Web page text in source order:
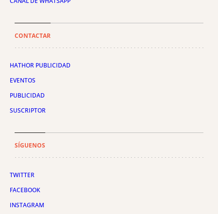
CONTACTAR
HATHOR PUBLICIDAD
EVENTOS
PUBLICIDAD
SUSCRIPTOR
SÍGUENOS
TWITTER
FACEBOOK
INSTAGRAM